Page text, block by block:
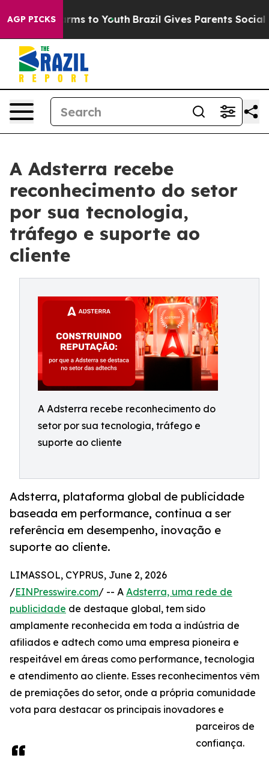
AGP PICKS
Harms to Youth Brazil Gives Parents Social
A Adsterra recebe
reconhecimento do setor
por sua tecnologia,
tráfego e suporte ao
cliente
A Adsterra recebe reconhecimento do
setor por sua tecnologia, tráfego e
suporte ao cliente
Adsterra, plataforma global de publicidade
baseada em performance, continua a ser
referência em desempenho, inovação e
suporte ao cliente.
LIMASSOL, CYPRUS, June 2, 2026
/EINPresswire.com/ -- A Adsterra, uma rede de
publicidade de destaque global, tem sido
amplamente reconhecida em toda a indústria de
afiliados e adtech como uma empresa pioneira e
respeitável em áreas como performance, tecnologia
e atendimento ao cliente. Esses reconhecimentos vêm
de premiações do setor, onde a própria comunidade
vota para destacar os principais inovadores e
parceiros de
confiança.